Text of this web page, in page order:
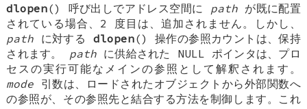
dlopen() 呼び出しでアドレス空間に pathが既に配置
されている場合、2 度目は、追加されません。しかし、
path に対する dlopen() 操作の参照カウントは、保持
されます。 pathに供給された NULL ポインタは、プロ
セスの実行可能なメインの参照として解釈されます。
mode 引数は、ロードされたオブジェクトから外部関数へ
の参照が、その参照先と結合する方法を制御します。これ